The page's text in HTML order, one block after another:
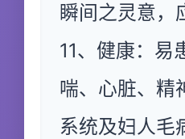
瞬间之灵意，
11、健康：易
喘、心脏、精
系统及妇人毛